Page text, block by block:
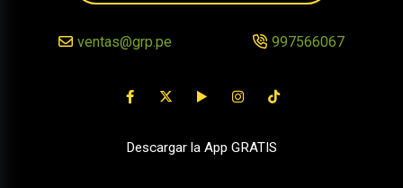
ventas@grp.pe 997566067
Descargar la App GRATIS